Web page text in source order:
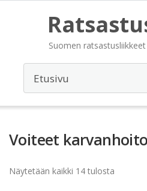
Suomen
Voiteet
Näytetään kaikki 14 tulosta